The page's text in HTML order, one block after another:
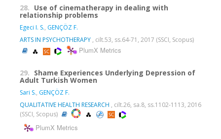
28. Use of cinematherapy in dealing with
relationship problems
Egeci I. S., GENÇÖZ F.
ARTS IN PSYCHOTHERAPY , cilt.53, ss.64-71, 2017 (SSCI, Scopus)
PlumX Metrics
29. Shame Experiences Underlying Depression of
Adult Turkish Women
Sari S., GENÇÖZ F.
QUALITATIVE HEALTH RESEARCH , cilt.26, sa.8, ss.1102-1113, 2016
(SSCI, Scopus)
PlumX Metrics